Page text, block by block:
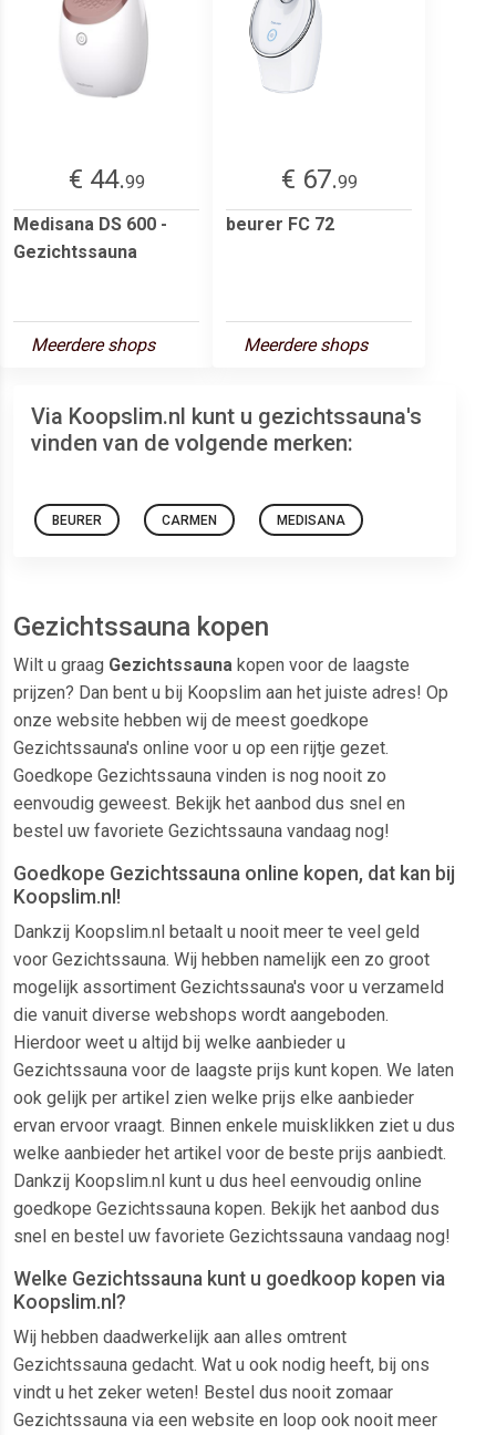
€ 44.99
Medisana DS 600 -
Gezichtssauna
Meerdere shops
€ 67.99
beurer FC 72
Meerdere shops
Via Koopslim.nl kunt u gezichtssauna's
vinden van de volgende merken:
BEURER CARMEN MEDISANA
Gezichtssauna kopen
Wilt u graag Gezichtssauna kopen voor de laagste
prijzen? Dan bent u bij Koopslim aan het juiste adres! Op
onze website hebben wij de meest goedkope
Gezichtssauna's online voor u op een rijtje gezet.
Goedkope Gezichtssauna vinden is nog nooit zo
eenvoudig geweest. Bekijk het aanbod dus snel en
bestel uw favoriete Gezichtssauna vandaag nog!
Goedkope Gezichtssauna online kopen, dat kan bij
Koopslim.nl!
Dankzij Koopslim.nl betaalt u nooit meer te veel geld
voor Gezichtssauna. Wij hebben namelijk een zo groot
mogelijk assortiment Gezichtssauna's voor u verzameld
die vanuit diverse webshops wordt aangeboden.
Hierdoor weet u altijd bij welke aanbieder u
Gezichtssauna voor de laagste prijs kunt kopen. We laten
ook gelijk per artikel zien welke prijs elke aanbieder
ervan ervoor vraagt. Binnen enkele muisklikken ziet u dus
welke aanbieder het artikel voor de beste prijs aanbiedt.
Dankzij Koopslim.nl kunt u dus heel eenvoudig online
goedkope Gezichtssauna kopen. Bekijk het aanbod dus
snel en bestel uw favoriete Gezichtssauna vandaag nog!
Welke Gezichtssauna kunt u goedkoop kopen via
Koopslim.nl?
Wij hebben daadwerkelijk aan alles omtrent
Gezichtssauna gedacht. Wat u ook nodig heeft, bij ons
vindt u het zeker weten! Bestel dus nooit zomaar
Gezichtssauna via een website en loop ook nooit meer